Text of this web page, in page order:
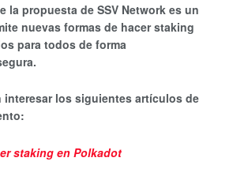
la propuesta de SSV Network es un
nuevas formas de hacer staking
para todos de forma
interesar los siguientes artículos de
staking en Polkadot